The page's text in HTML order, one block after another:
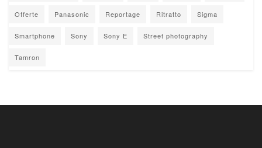
Offerte Panasonic Reportage Ritratto Sigma
Smartphone Sony Sony E Street photography
Tamron